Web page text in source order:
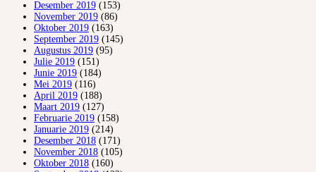
Desember 2019 (153)
November 2019 (86)
Oktober 2019 (163)
September 2019 (145)
Augustus 2019 (95)
Julie 2019 (151)
Junie 2019 (184)
Mei 2019 (116)
April 2019 (188)
Maart 2019 (127)
Februarie 2019 (158)
Januarie 2019 (214)
Desember 2018 (171)
November 2018 (105)
Oktober 2018 (160)